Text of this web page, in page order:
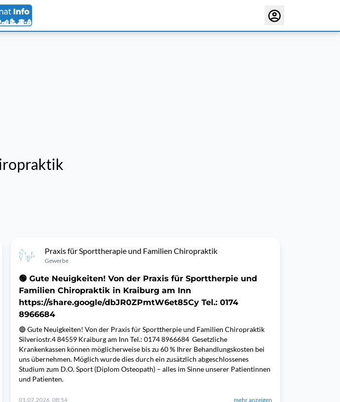
Praxis für Sporttherapie und Familien Chiropraktik
Gewerbe
🟢 Gute Neuigkeiten! Von der Praxis für Sporttherpie und
Familien Chiropraktik in Kraiburg am Inn
https://share.google/dbJR0ZPmtW6et85Cy Tel.: 0174
8966684
🟢 Gute Neuigkeiten! Von der Praxis für Sporttherpie und Familien Chiropraktik
Silveriostr.4 84559 Kraiburg am Inn Tel.: 0174 8966684 Gesetzliche
Krankenkassen können möglicherweise bis zu 60 % Ihrer Behandlungskosten bei
uns übernehmen. Möglich wurde dies durch ein zusätzlich abgeschlossenes
Studium zum D.O. Sport (Diplom Osteopath) – alles im Sinne unserer Patientinnen
und Patienten.
01.07.2026, 08:54 mehr anzeigen